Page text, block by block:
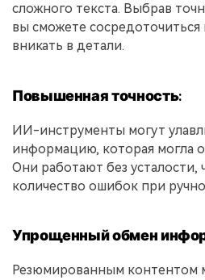
сложного текста. Выбрав
вы сможете сосредоточиться
вникать в детали.
Повышенная точность:
ИИ-инструменты могут
информацию, которая могла
Они работают без усталости,
количество ошибок при
Упрощенный обмен
Резюмированным контентом